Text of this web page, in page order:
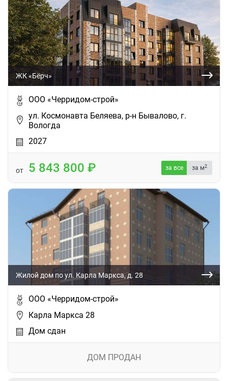
ЖК «Бёрч»
ООО «Черридом-строй»
ул. Космонавта Беляева, р-н Бывалово, г.
Вологда
2027
от 5 843 800 за все за м2
Жилой дом по ул. Карла Маркса, д. 28
ООО «Черридом-строй»
Карла Маркса 28
Дом сдан
ДОМ ПРОДАН